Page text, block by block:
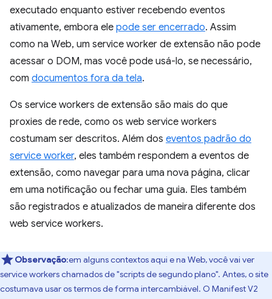
executado enquanto estiver recebendo eventos
ativamente, embora ele pode ser encerrado. Assim
como na Web, um service worker de extensão não pode
acessar o DOM, mas você pode usá-lo, se necessário,
com documentos fora da tela.
Os service workers de extensão são mais do que
proxies de rede, como os web service workers
costumam ser descritos. Além dos eventos padrão do
service worker, eles também respondem a eventos de
extensão, como navegar para uma nova página, clicar
em uma notificação ou fechar uma guia. Eles também
são registrados e atualizados de maneira diferente dos
web service workers.
Observação:em alguns contextos aqui e na Web, você vai ver
service workers chamados de "scripts de segundo plano". Antes, o site
costumava usar os termos de forma intercambiável. O Manifest V2